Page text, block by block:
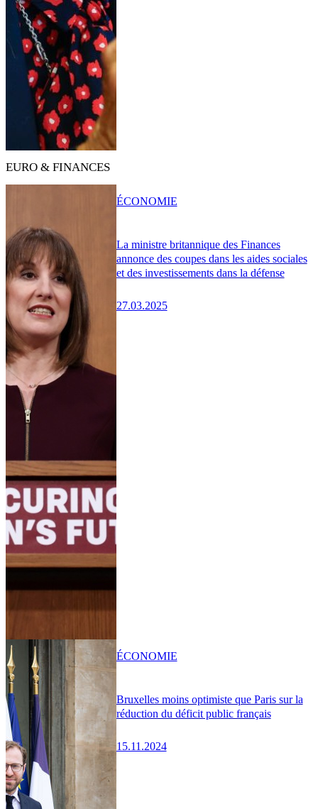
EURO & FINANCES
La ministre britannique des Finances
annonce des coupes dans les aides sociales
et des investissements dans la défense
27.03.2025
ÉCONOMIE
Bruxelles moins optimiste que Paris sur la
réduction du déficit public français
15.11.2024
ÉCONOMIE